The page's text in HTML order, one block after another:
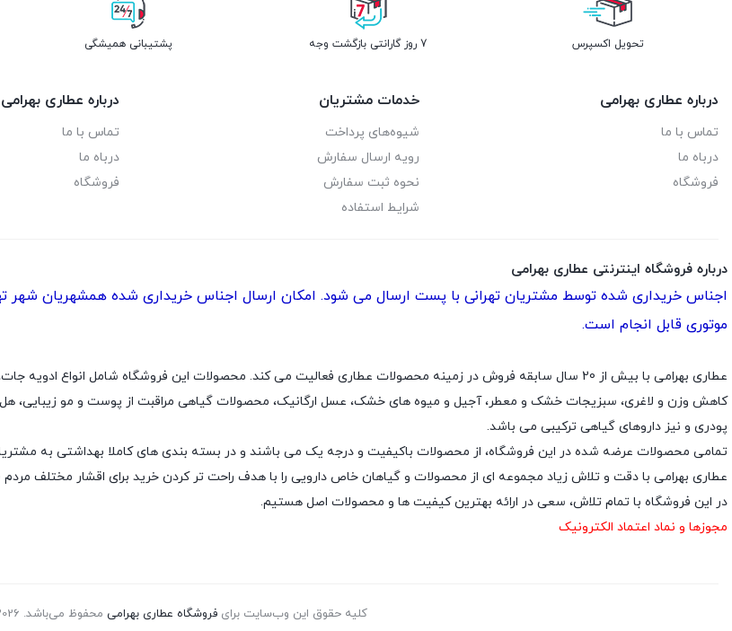
هل زرشک و زعفران
تحویل اکسپرس 7 روز گارانتی بازگشت وجه پشتیبانی همیشگی
درباره عطاری بهرامی
تماس با ما
درباه ما
فروشگاه
خدمات مشتریان
شیوه‌های پرداخت
رویه ارسال سفارش
نحوه ثبت سفارش
شرایط استفاده
درباره عطاری بهرامی
تماس با ما
درباه ما
فروشگاه
درباره فروشگاه اینترنتی عطاری بهرامی
اجناس خریداری شده توسط مشتریان تهرانی با پست ارسال می شود. امکان ارسال اجناس خریداری شده همشهریان شهر
موتوری قابل انجام است.
عطاری بهرامی با بیش از 20 سال سابقه فروش در زمینه محصولات عطاری فعالیت می کند. محصولات این فروشگاه شامل
کاهش وزن و لاغری، سبزیجات خشک و معطر، آجیل و میوه های خشک، عسل ارگانیک، محصولات گیاهی مراقبت از پوست و مو زیبایی،
پودری و نیز داروهای گیاهی ترکیبی می باشد.
تمامی محصولات عرضه شده در این فروشگاه، از محصولات باکیفیت و درجه یک می باشند و در بسته بندی های کاملا بهداشتی به
عطاری بهرامی با دقت و تلاش زیاد مجموعه ای از محصولات و گیاهان خاص دارویی را با هدف راحت تر کردن خرید برای اقشار مختلف مردم
در این فروشگاه با تمام تلاش، سعی در ارائه بهترین کیفیت ها و محصولات اصل هستیم.
مجوزها و نماد اعتماد الکترونیک
کلیه حقوق این وب‌سایت برایفروشگاه عطاری بهرامی محفوظ می‌باشد. All rights reserved@2026